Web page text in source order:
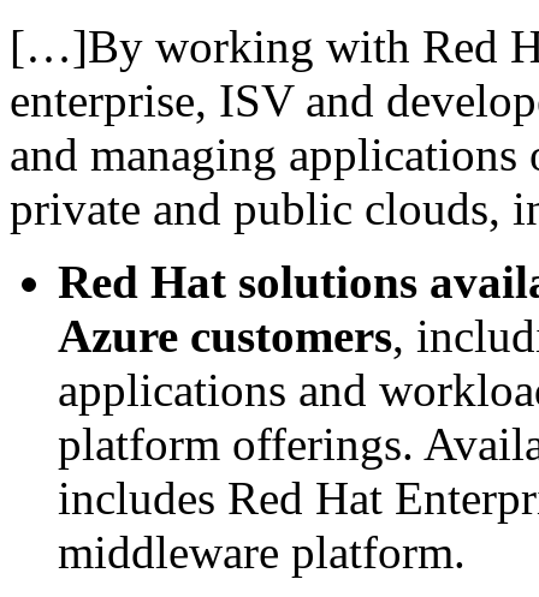
[…]By working with Red
enterprise, ISV and
and managing applications
private and public clouds,
Red Hat solutions
Azure customers,
applications and
platform offerings.
includes Red Hat
middleware platform.